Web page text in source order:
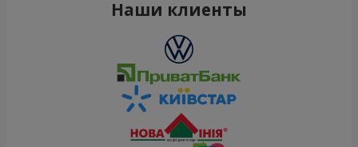
Наши клиенты